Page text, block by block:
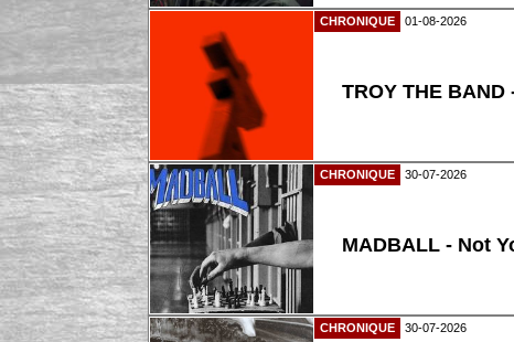
CHRONIQUE 01-08-2026
TROY THE BAND
CHRONIQUE 30-07-2026
MADBALL - Not
CHRONIQUE 30-07-2026